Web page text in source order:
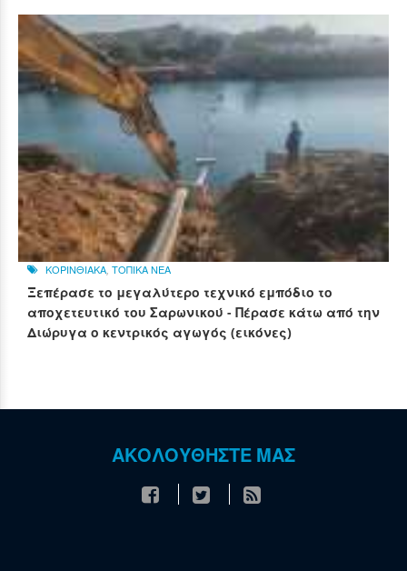
ΚΟΡΙΝΘΙΑΚΑ, ΤΟΠΙΚΑ ΝΕΑ
Ξεπέρασε το μεγαλύτερο τεχνικό εμπόδιο το
αποχετευτικό του Σαρωνικού - Πέρασε κάτω από την
Διώρυγα ο κεντρικός αγωγός (εικόνες)
ΑΚΟΛΟΥΘΗΣΤΕ ΜΑΣ